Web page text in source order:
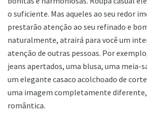
o suficiente. Mas aqueles ao seu redor
prestarão atenção ao seu refinado e
naturalmente, atrairá para você um
atenção de outras pessoas. Por
jeans apertados, uma blusa, uma meia-
um elegante casaco acolchoado de
uma imagem completamente
romântica.